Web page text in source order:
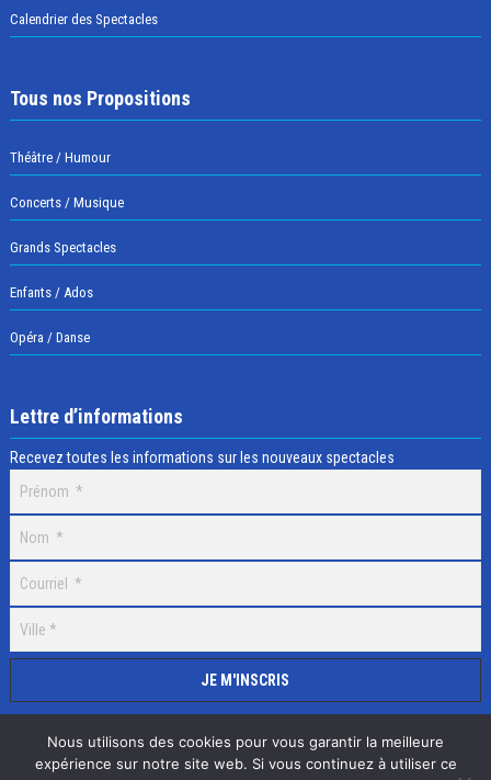
Calendrier des Spectacles
Tous nos Propositions
Théâtre / Humour
Concerts / Musique
Grands Spectacles
Enfants / Ados
Opéra / Danse
Lettre d’informations
Recevez toutes les informations sur les nouveaux spectacles
Nous utilisons des cookies pour vous garantir la meilleure
expérience sur notre site web. Si vous continuez à utiliser ce